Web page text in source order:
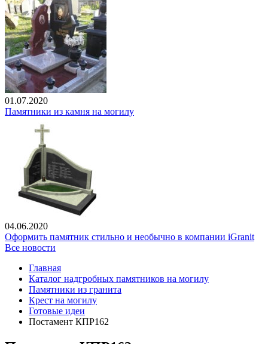
01.07.2020
Памятники из камня на могилу
04.06.2020
Оформить памятник стильно и необычно в компании iGranit
Все новости
Главная
Каталог надгробных памятников на могилу
Памятники из гранита
Крест на могилу
Готовые идеи
Постамент КПР162